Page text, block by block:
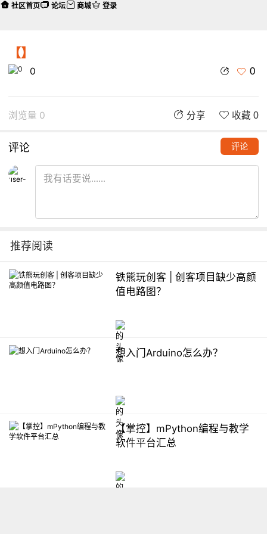
【】
0 0
浏览量 0 分享 收藏 0
评论 评论
推荐阅读
铁熊玩创客 | 创客项目缺少高颜
值电路图？
想入门Arduino怎么办？
【掌控】mPython编程与教学
软件平台汇总
社区首页 论坛 商城 登录